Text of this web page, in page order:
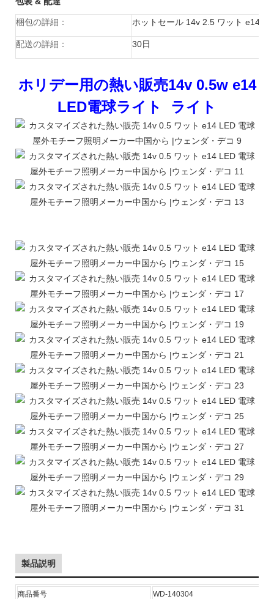
梱包の詳細： ホットセール 14v 2.5 ワット e14
配送の詳細： 30日
ホリデー用の熱い販売14v 0.5w e14
LED電球ライト ライト
製品説明
商品番号 WD-140304